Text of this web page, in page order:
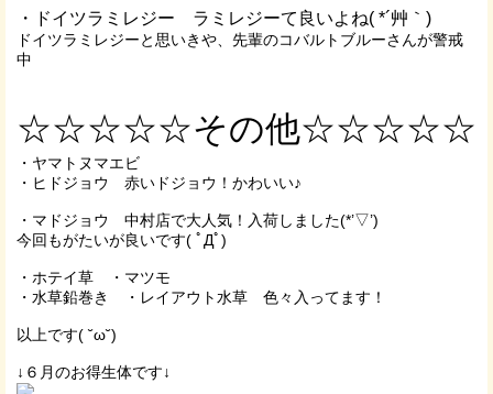
・ドイツラミレジー ラミレジーて良いよね( *´艸｀)
ドイツラミレジーと思いきや、先輩のコバルトブルーさんが警戒
中
☆☆☆☆☆その他☆☆☆☆☆
・ヤマトヌマエビ
・ヒドジョウ 赤いドジョウ！かわいい♪
・マドジョウ 中村店で大人気！入荷しました(*’▽’)
今回もがたいが良いです( ﾟДﾟ)
・ホテイ草 ・マツモ
・水草鉛巻き ・レイアウト水草 色々入ってます！
以上です( ˘ω˘)
↓６月のお得生体です↓